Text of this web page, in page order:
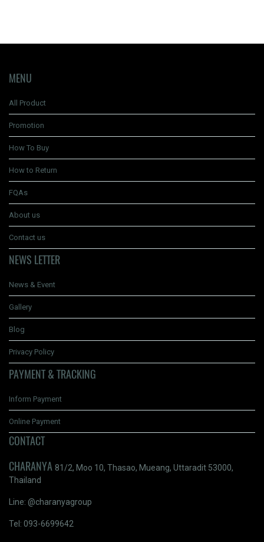
MENU
All Product
Promotion
How To Buy
How to Return
FQAs
About us
Contact us
NEWS LETTER
News & Event
Gallery
Blog
Privacy Policy
PAYMENT & TRACKING
Inform Payment
Online Payment
CONTACT
CHARANYA 81/2, Moo 10, Thasao, Mueang, Uttaradit 53000,
Thailand
Line: @charanyagroup
Tel: 093-6699642